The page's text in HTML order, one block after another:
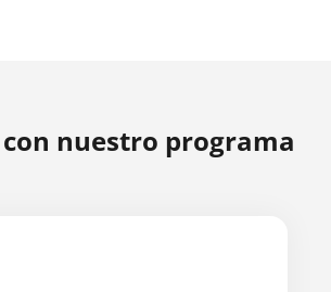
nuestro programa